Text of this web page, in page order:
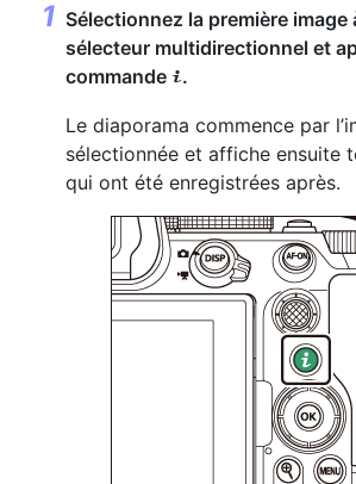
Sélectionnez la première image
sélecteur multidirectionnel et
commande i.
Le diaporama commence par
sélectionnée et affiche ensuite
qui ont été enregistrées après.